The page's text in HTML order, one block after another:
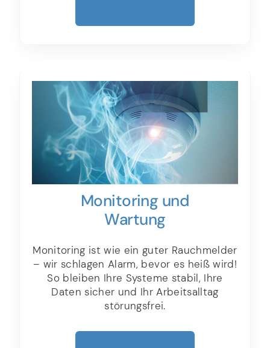
Monitoring und
Wartung
Monitoring ist wie ein guter Rauchmelder
– wir schlagen Alarm, bevor es heiß wird!
So bleiben Ihre Systeme stabil, Ihre
Daten sicher und Ihr Arbeitsalltag
störungsfrei.